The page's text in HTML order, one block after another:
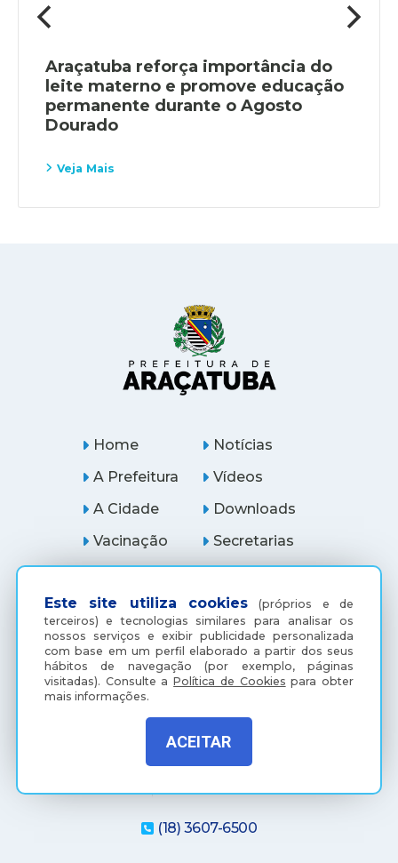
Araçatuba reforça importância do
leite materno e promove educação
permanente durante o Agosto
Dourado
Veja Mais
Este site utiliza cookies (próprios e de
terceiros) e tecnologias similares para analisar os
nossos serviços e exibir publicidade personalizada
com base em um perfil elaborado a partir dos seus
hábitos de navegação (por exemplo, páginas
visitadas). Consulte aPolítica de Cookies para obter
mais informações.
ACEITAR
Home
A Prefeitura
A Cidade
Notícias
Vídeos
Downloads
Vacinação
Serviços
Licitações
Secretarias
Ouvidoria
Araçatuba Digital
(18) 3607-6500